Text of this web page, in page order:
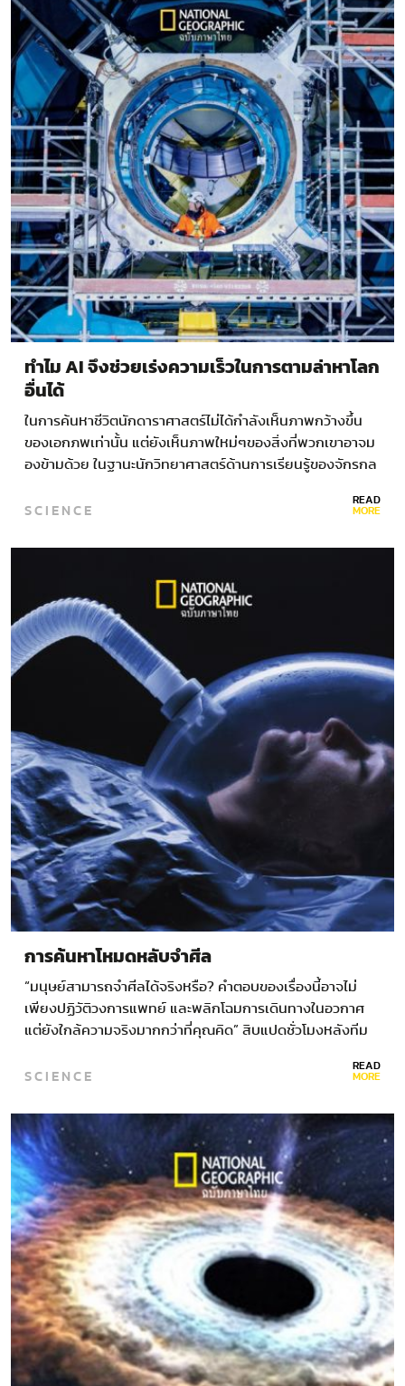
ทำไม AI จึงช่วยเร่งความเร็วในการตามล่าหาโลก
อื่นได้
ในการค้นหาชีวิตนักดาราศาสตร์ไม่ได้กำลังเห็นภาพกว้างขึ้น
ของเอกภพเท่านั้น แต่ยังเห็นภาพใหม่ๆของสิ่งที่พวกเขาอาจม
องข้ามด้วย ในฐานะนักวิทยาศาสตร์ด้านการเรียนรู้ของจักรกล
ตรวจสอบภาพหลอดเลือดในจอตาของมนุษย์อวกาศ เพื่อ
ด้านการมองเห็นในสภาวะเกือบไร้แรงโน้มถ่วง…
SCIENCE READ
MORE
การค้นหาโหมดหลับจำศีล
“มนุษย์สามารถจำศีลได้จริงหรือ? คำตอบของเรื่องนี้อาจไม่
เพียงปฏิวัติวงการแพทย์ และพลิกโฉมการเดินทางในอวกาศ
แต่ยังใกล้ความจริงมากกว่าที่คุณคิด” สิบแปดชั่วโมงหลังทีม
ลัยพิตต์สเบิร์ก เริ่มให้ยาระงับประสาทแก่ชายดังกล่าว ซึ่งไป
SCIENCE READ
MORE